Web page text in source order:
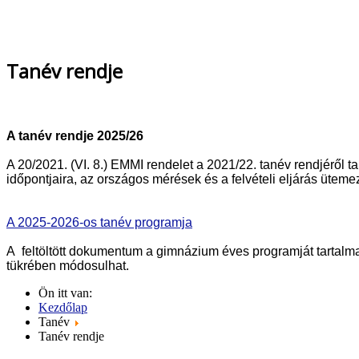
Tanév rendje
A tanév rendje 2025/26
A 20/2021. (VI. 8.) EMMI rendelet a 2021/22. tanév rendjéről
időpontjaira, az országos mérések és a felvételi eljárás
A 2025-2026-os tanév programja
A feltöltött dokumentum a gimnázium éves programját
tükrében módosulhat.
Ön itt van:
Kezdőlap
Tanév
Tanév rendje